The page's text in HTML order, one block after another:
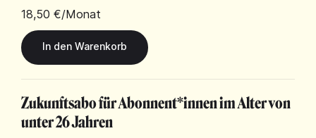
18,50 €/Monat
Zukunftsabo für Abonnent*innen im Alter von
unter 26 Jahren